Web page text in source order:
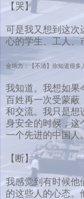
【哭】
可是我又想到这次
心的学生、工人、
金培力：【不清】你知道很多
我知道。我想如果
百姓再一次受蒙蔽
和交流。我只是想
身安全的时候，这
一个先进的中国人
【断】
我感觉到有时候他
的这些人的心态。